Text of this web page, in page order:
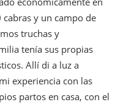
y un campo de
truchas y
tenía sus propias
Allí di a luz a
experiencia con las
partos en casa, con el